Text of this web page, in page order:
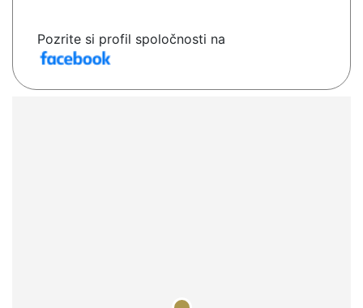
Pozrite si profil spoločnosti na